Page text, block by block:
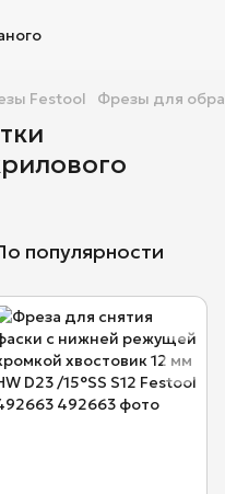
Festool Фрезы для
популярности